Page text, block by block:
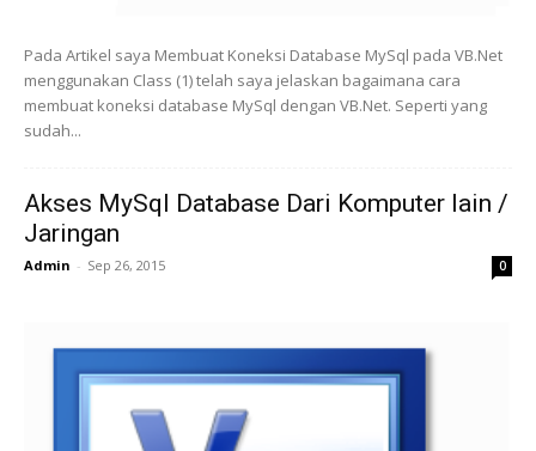
Pada Artikel saya Membuat Koneksi Database MySql pada VB.Net
menggunakan Class (1) telah saya jelaskan bagaimana cara
membuat koneksi database MySql dengan VB.Net. Seperti yang
sudah...
Akses MySql Database Dari Komputer lain /
Jaringan
Admin - Sep 26, 2015 0